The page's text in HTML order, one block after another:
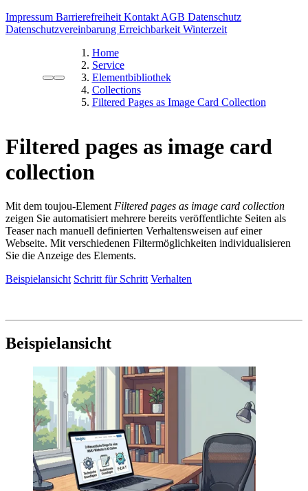
Impressum Barrierefreiheit Kontakt AGB Datenschutz
Datenschutzvereinbarung Erreichbarkeit Winterzeit
Home
Service
Elementbibliothek
Collections
Filtered Pages as Image Card Collection
Filtered pages as image card
collection
Mit dem toujou-Element Filtered pages as image card collection
zeigen Sie automatisiert mehrere bereits veröffentlichte Seiten als
Teaser nach manuell definierten Verhaltensweisen auf einer
Webseite. Mit verschiedenen Filtermöglichkeiten individualisieren
Sie die Anzeige des Elements.
Beispielansicht Schritt für Schritt Verhalten
Beispielansicht